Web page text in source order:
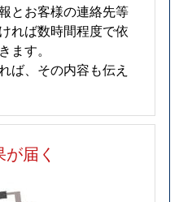
とお客様の連絡先等
れば数時間程度で依
ます。
ば、その内容も伝え
届く